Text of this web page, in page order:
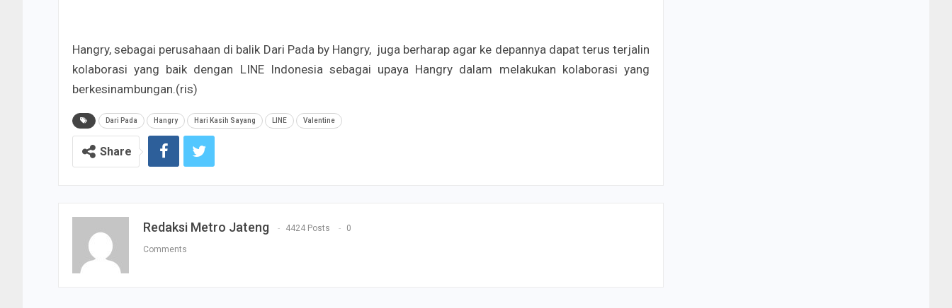
Hangry, sebagai perusahaan di balik Dari Pada by Hangry, juga berharap agar ke depannya dapat terus terjalin
kolaborasi yang baik dengan LINE Indonesia sebagai upaya Hangry dalam melakukan kolaborasi yang
berkesinambungan.(ris)
Dari Pada Hangry Hari Kasih Sayang LINE Valentine
Share
Redaksi Metro Jateng 4424 Posts 0
Comments